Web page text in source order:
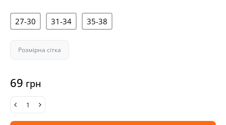
27-30 31-34 35-38
Розмірна сітка
69 грн